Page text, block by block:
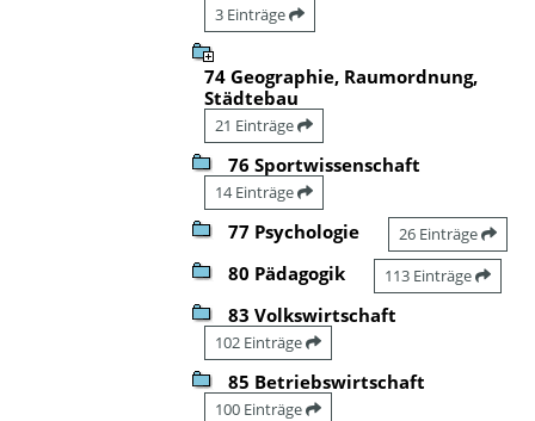
3 Einträge
74 Geographie, Raumordnung,
Städtebau
21 Einträge
76 Sportwissenschaft
14 Einträge
77 Psychologie 26 Einträge
80 Pädagogik 113 Einträge
83 Volkswirtschaft
102 Einträge
85 Betriebswirtschaft
100 Einträge